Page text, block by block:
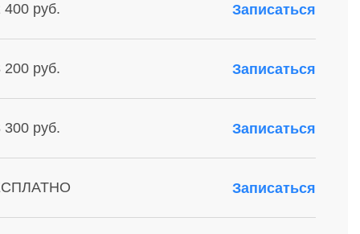
400 руб. Записаться
200 руб. Записаться
300 руб. Записаться
Записаться